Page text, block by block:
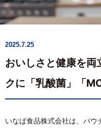
2025.7.25
おいしさと健康を両
クに「乳酸菌」「
いなば食品株式会社は、パウ